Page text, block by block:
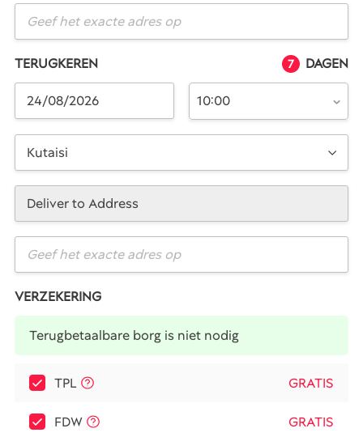
TERUGKEREN 7 DAGEN
10:00
Kutaisi
Deliver to Address
VERZEKERING
Terugbetaalbare borg is niet nodig
TPL GRATIS
FDW GRATIS